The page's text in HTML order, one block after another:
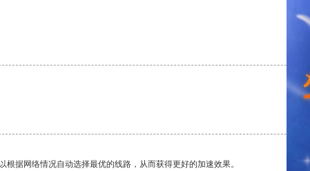
据网络情况自动选择最优的线路，从而获得更好的加速效果。